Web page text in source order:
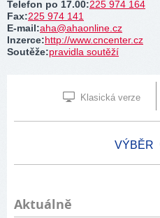
Telefon po 17.00:225 974 164
Fax:225 974 141
E-mail:aha@ahaonline.cz
Inzerce:http://www.cncenter.cz
Soutěže:pravidla soutěží
Klasická verze
VÝBĚR
Aktuálně